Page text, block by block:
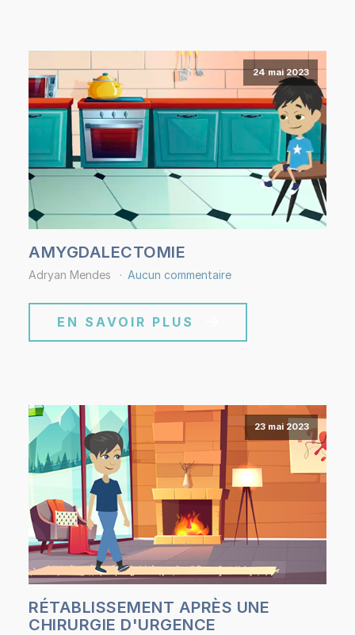
24 mai 2023
AMYGDALECTOMIE
Adryan Mendes Aucun commentaire
EN SAVOIR PLUS
23 mai 2023
RÉTABLISSEMENT APRÈS UNE
CHIRURGIE D'URGENCE